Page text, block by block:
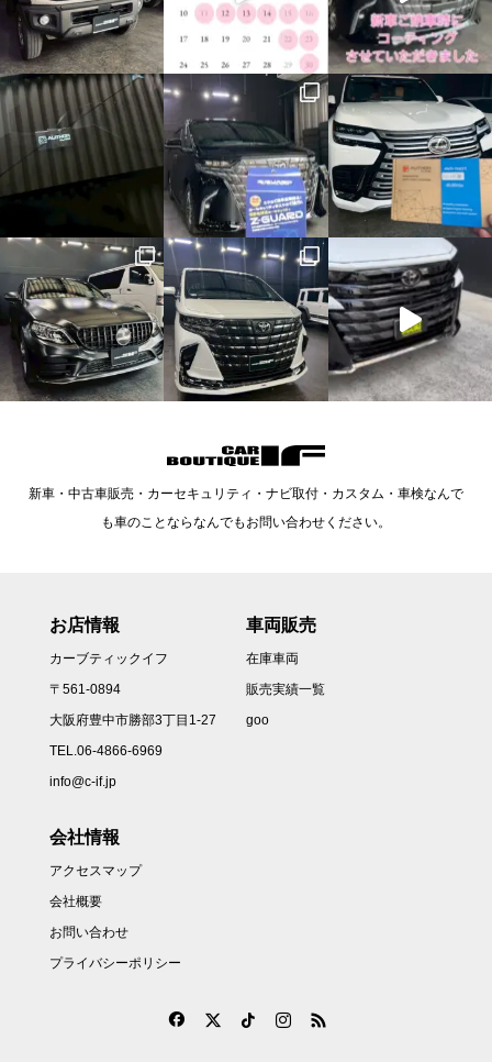
新車・中古車販売・カーセキュリティ・ナビ取付・カスタム・車検なんで
も車のことならなんでもお問い合わせください。
お店情報
カーブティックイフ
〒561-0894
大阪府豊中市勝部3丁目1-27
TEL.06-4866-6969
info@c-if.jp
車両販売
在庫車両
販売実績一覧
goo
会社情報
アクセスマップ
会社概要
お問い合わせ
プライバシーポリシー